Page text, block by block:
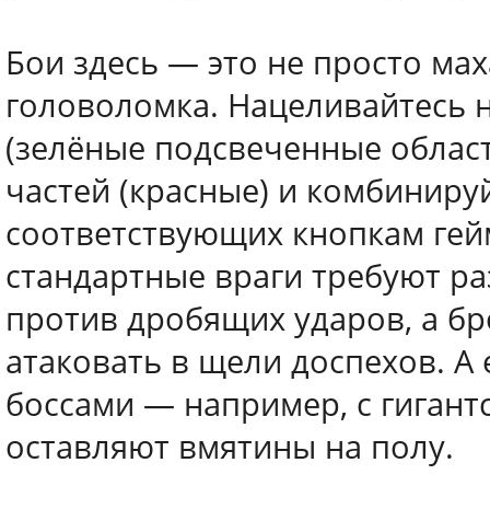
Бои здесь — это не просто
головоломка.
(зелёные подсвеченные
частей (красные) и
соответствующих кнопкам
стандартные враги требуют
против дробящих ударов, а
атаковать в щели доспехов. А
боссами — например, с
оставляют вмятины на полу.